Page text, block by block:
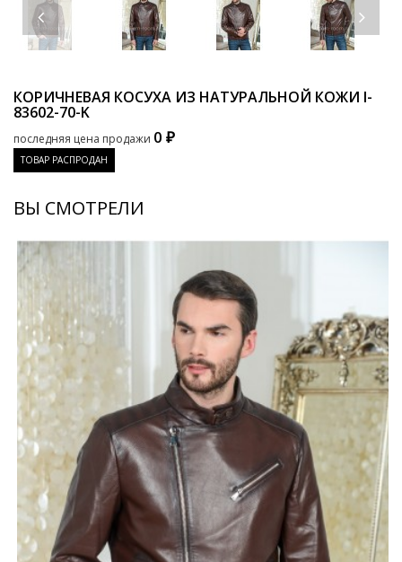
КОРИЧНЕВАЯ КОСУХА ИЗ НАТУРАЛЬНОЙ КОЖИ I-
83602-70-K
последняя цена продажи 0 ₽
ТОВАР РАСПРОДАН
ВЫ СМОТРЕЛИ